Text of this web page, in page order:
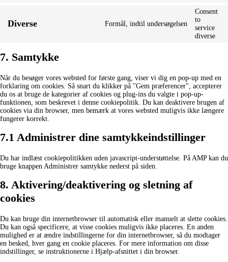
Diverse Formål, indtil undersøgelsen
Consent
to
service
diverse
7. Samtykke
Når du besøger vores websted for første gang, viser vi dig en pop-up med en
forklaring om cookies. Så snart du klikker på "Gem præferencer", accepterer
du os at bruge de kategorier af cookies og plug-ins du valgte i pop-up-
funktionen, som beskrevet i denne cookiepolitik. Du kan deaktivere brugen af ​​
cookies via din browser, men bemærk at vores websted muligvis ikke længere
fungerer korrekt.
7.1 Administrer dine samtykkeindstillinger
Du har indlæst cookiepolitikken uden javascript-understøttelse. På AMP kan du
bruge knappen Administrer samtykke nederst på siden.
8. Aktivering/deaktivering og sletning af
cookies
Du kan bruge din internetbrowser til automatisk eller manuelt at slette cookies.
Du kan også specificere, at visse cookies muligvis ikke placeres. En anden
mulighed er at ændre indstillingerne for din internetbrowser, så du modtager
en besked, hver gang en cookie placeres. For mere information om disse
indstillinger, se instruktionerne i Hjælp-afsnittet i din browser.